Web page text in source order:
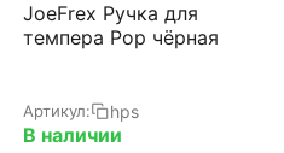
JoeFrex Ручка для
темпера Pop чёрная
Артикул: hps
В наличии